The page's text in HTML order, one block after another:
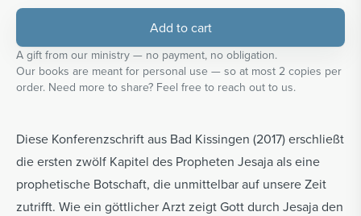
Add to cart
A gift from our ministry — no payment, no obligation.
Our books are meant for personal use — so at most 2 copies per
order. Need more to share? Feel free to reach out to us.
Diese Konferenzschrift aus Bad Kissingen (2017) erschließt
die ersten zwölf Kapitel des Propheten Jesaja als eine
prophetische Botschaft, die unmittelbar auf unsere Zeit
zutrifft. Wie ein göttlicher Arzt zeigt Gott durch Jesaja den